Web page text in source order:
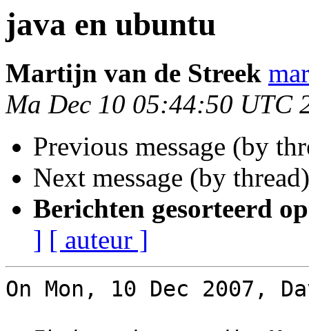
java en ubuntu
Martijn van de Streek
Ma Dec 10 05:44:50 UTC
Previous message (by
Next message (by
Berichten gesorteerd
] [ auteur ]
On Mon, 10 Dec 2007,